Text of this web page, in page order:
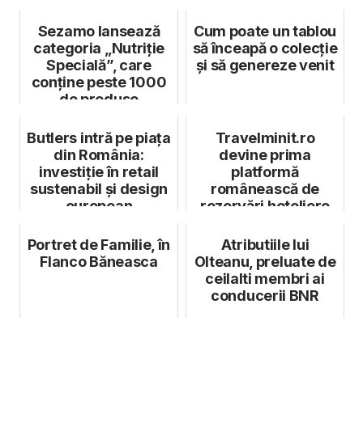
Sezamo lansează
categoria „Nutriție
Specială”, care
conține peste 1000
de produse
Cum poate un tablou
să înceapă o colecție
și să genereze venit
Butlers intră pe piața
din România:
investiție în retail
sustenabil și design
european
Travelminit.ro
devine prima
platformă
românească de
rezervări hoteliere
Europa Ce...
Portret de Familie, în
Flanco Băneasca
Atributiile lui
Olteanu, preluate de
ceilalti membri ai
conducerii BNR